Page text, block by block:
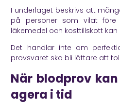
I underlaget beskrivs att
på personer som vilat
läkemedel och kosttillskott
Det handlar inte om
provsvaret ska bli lättare att
När blodprov
agera i tid